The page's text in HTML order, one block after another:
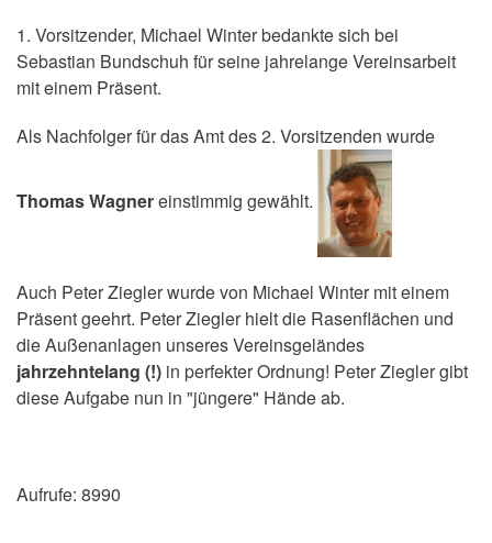
1. Vorsitzender, Michael Winter bedankte sich bei
Sebastian Bundschuh für seine jahrelange Vereinsarbeit
mit einem Präsent.
Als Nachfolger für das Amt des 2. Vorsitzenden wurde
Thomas Wagnereinstimmig gewählt.
Auch Peter Ziegler wurde von Michael Winter mit einem
Präsent geehrt. Peter Ziegler hielt die Rasenflächen und
die Außenanlagen unseres Vereinsgeländes
jahrzehntelang (!) in perfekter Ordnung! Peter Ziegler gibt
diese Aufgabe nun in "jüngere" Hände ab.
Aufrufe: 8990